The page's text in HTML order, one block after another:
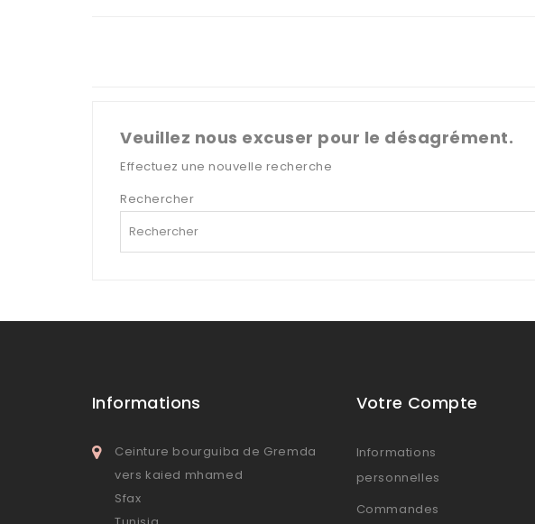
Veuillez nous excuser pour le désagrément.
Effectuez une nouvelle recherche
Rechercher
Informations
Ceinture bourguiba de Gremda
vers kaied mhamed
Sfax
Votre Compte
Informations
personnelles
Commandes